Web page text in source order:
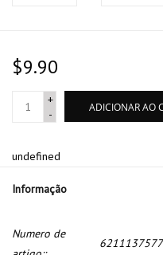
$9.90
+
-
ADICIONAR AO
undefined
Informação
Numero de